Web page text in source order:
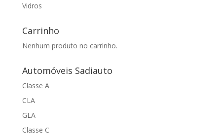
Vidros
Carrinho
Nenhum produto no carrinho.
Automóveis Sadiauto
Classe A
CLA
GLA
Classe C